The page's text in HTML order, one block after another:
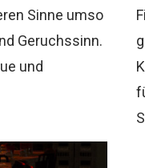
Sinne umso
Geruchssinn.
und